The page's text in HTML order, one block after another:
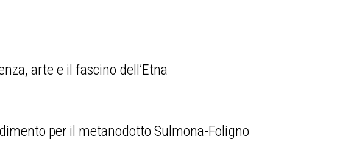
arte e il fascino dell’Etna
per il metanodotto Sulmona-Foligno